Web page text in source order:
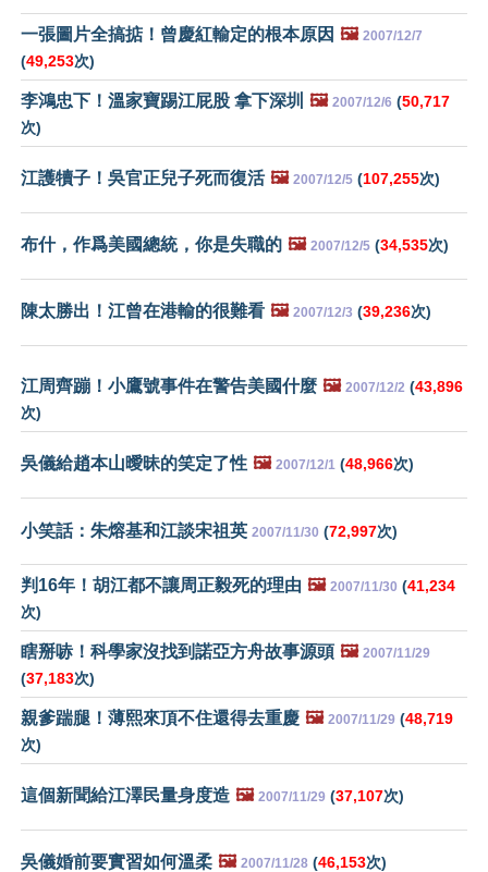
一張圖片全搞掂！曾慶紅輸定的根本原因 🖼️ 2007/12/7
(49,253次)
李鴻忠下！溫家寶踢江屁股 拿下深圳 🖼️ 2007/12/6 (50,717
次)
江護犢子！吳官正兒子死而復活 🖼️ 2007/12/5 (107,255次)
布什，作爲美國總統，你是失職的 🖼️ 2007/12/5 (34,535次)
陳太勝出！江曾在港輸的很難看 🖼️ 2007/12/3 (39,236次)
江周齊蹦！小鷹號事件在警告美國什麼 🖼️ 2007/12/2 (43,896
次)
吳儀給趙本山曖昧的笑定了性 🖼️ 2007/12/1 (48,966次)
小笑話：朱熔基和江談宋祖英 2007/11/30 (72,997次)
判16年！胡江都不讓周正毅死的理由 🖼️ 2007/11/30 (41,234
次)
瞎掰哧！科學家沒找到諾亞方舟故事源頭 🖼️ 2007/11/29
(37,183次)
親爹踹腿！薄熙來頂不住還得去重慶 🖼️ 2007/11/29 (48,719
次)
這個新聞給江澤民量身度造 🖼️ 2007/11/29 (37,107次)
吳儀婚前要實習如何溫柔 🖼️ 2007/11/28 (46,153次)